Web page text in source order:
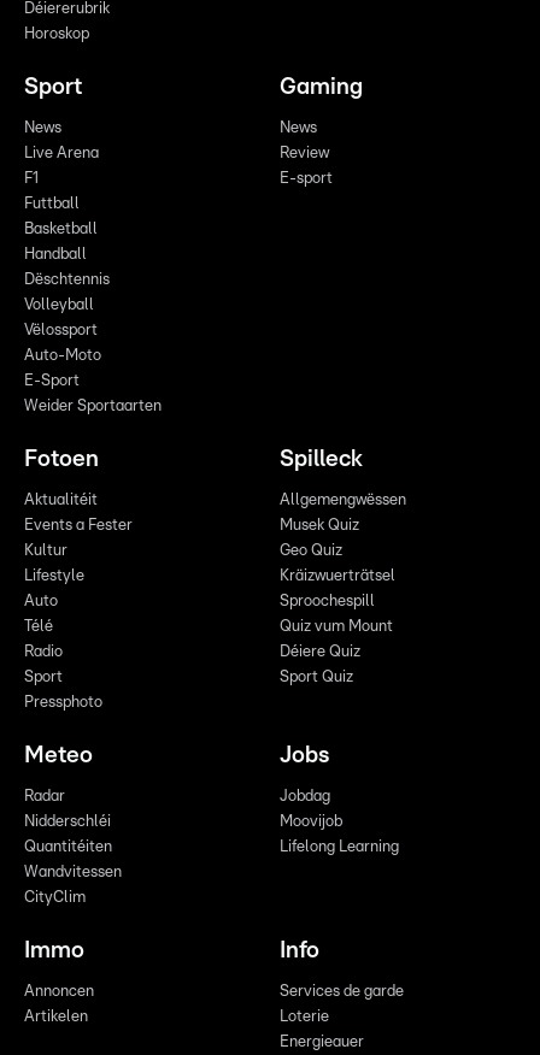
Déiererubrik
Horoskop
Sport
News
Live Arena
F1
Futtball
Basketball
Handball
Dëschtennis
Volleyball
Vëlossport
Auto-Moto
E-Sport
Weider Sportaarten
Gaming
News
Review
E-sport
Fotoen
Aktualitéit
Events a Fester
Kultur
Lifestyle
Auto
Télé
Radio
Sport
Pressphoto
Spilleck
Allgemengwëssen
Musek Quiz
Geo Quiz
Kräizwuerträtsel
Sproochespill
Quiz vum Mount
Déiere Quiz
Sport Quiz
Meteo
Radar
Nidderschléi
Quantitéiten
Wandvitessen
CityClim
Jobs
Jobdag
Moovijob
Lifelong Learning
Immo
Annoncen
Artikelen
Info
Services de garde
Loterie
Energieauer